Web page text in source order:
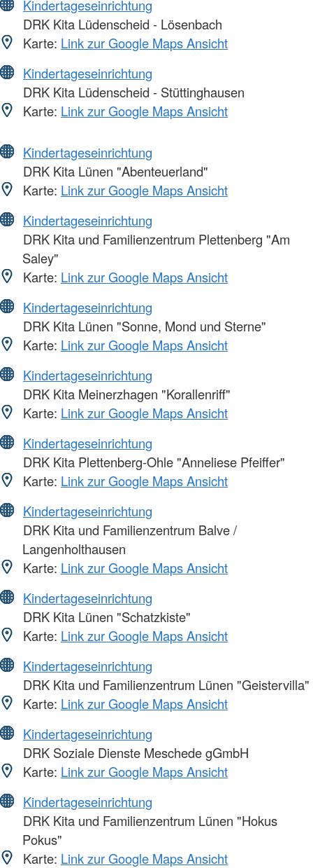
Kindertageseinrichtung
DRK Kita Lüdenscheid - Lösenbach
Karte: Link zur Google Maps Ansicht
Kindertageseinrichtung
DRK Kita Lüdenscheid - Stüttinghausen
Karte: Link zur Google Maps Ansicht
Kindertageseinrichtung
DRK Kita Lünen "Abenteuerland"
Karte: Link zur Google Maps Ansicht
Kindertageseinrichtung
DRK Kita und Familienzentrum Plettenberg "Am
Saley"
Karte: Link zur Google Maps Ansicht
Kindertageseinrichtung
DRK Kita Lünen "Sonne, Mond und Sterne"
Karte: Link zur Google Maps Ansicht
Kindertageseinrichtung
DRK Kita Meinerzhagen "Korallenriff"
Karte: Link zur Google Maps Ansicht
Kindertageseinrichtung
DRK Kita Plettenberg-Ohle "Anneliese Pfeiffer"
Karte: Link zur Google Maps Ansicht
Kindertageseinrichtung
DRK Kita und Familienzentrum Balve /
Langenholthausen
Karte: Link zur Google Maps Ansicht
Kindertageseinrichtung
DRK Kita Lünen "Schatzkiste"
Karte: Link zur Google Maps Ansicht
Kindertageseinrichtung
DRK Kita und Familienzentrum Lünen "Geistervilla"
Karte: Link zur Google Maps Ansicht
Kindertageseinrichtung
DRK Soziale Dienste Meschede gGmbH
Karte: Link zur Google Maps Ansicht
Kindertageseinrichtung
DRK Kita und Familienzentrum Lünen "Hokus
Pokus"
Karte: Link zur Google Maps Ansicht